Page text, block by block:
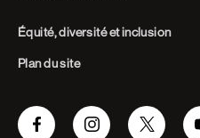
Équité, diversité et inclusion
Plan du site